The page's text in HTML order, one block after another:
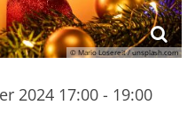
© Mario Losereit / unsplash.com
2024 17:00 - 19:00